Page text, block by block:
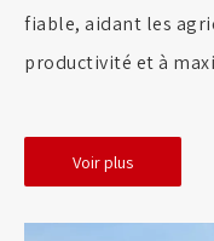
fiable, aidant les
productivité et à
Voir plus